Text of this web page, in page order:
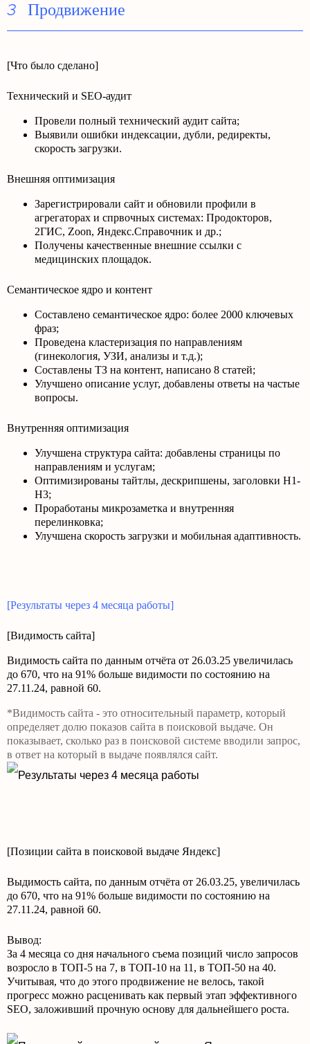
3 Продвижение
[Что было сделано]
Технический и SEO-аудит
Провели полный технический аудит сайта;
Выявили ошибки индексации, дубли, редиректы,
скорость загрузки.
Внешняя оптимизация
Зарегистрировали сайт и обновили профили в
агрегаторах и спрвочных системах: Продокторов,
2ГИС, Zoon, Яндекс.Справочник и др.;
Получены качественные внешние ссылки с
медицинских площадок.
Семантическое ядро и контент
Составлено семантическое ядро: более 2000 ключевых
фраз;
Проведена кластеризация по направлениям
(гинекология, УЗИ, анализы и т.д.);
Составлены ТЗ на контент, написано 8 статей;
Улучшено описание услуг, добавлены ответы на частые
вопросы.
Внутренняя оптимизация
Улучшена структура сайта: добавлены страницы по
направлениям и услугам;
Оптимизированы тайтлы, дескрипшены, заголовки Н1-
Н3;
Проработаны микрозаметка и внутренняя
перелинковка;
Улучшена скорость загрузки и мобильная адаптивность.
[Результаты через 4 месяца работы]
[Видимость сайта]
Видимость сайта по данным отчёта от 26.03.25 увеличилась
до 670, что на 91% больше видимости по состоянию на
27.11.24, равной 60.
*Видимость сайта - это относительный параметр, который
определяет долю показов сайта в поисковой выдаче. Он
показывает, сколько раз в поисковой системе вводили запрос,
в ответ на который в выдаче появлялся сайт.
[Позиции сайта в поисковой выдаче Яндекс]
Выдимость сайта, по данным отчёта от 26.03.25, увеличилась
до 670, что на 91% больше видимости по состоянию на
27.11.24, равной 60.
Вывод:
За 4 месяца со дня начального съема позиций число запросов
возросло в ТОП-5 на 7, в ТОП-10 на 11, в ТОП-50 на 40.
Учитывая, что до этого продвижение не велось, такой
прогресс можно расценивать как первый этап эффективного
SEO, заложивший прочную основу для дальнейшего роста.